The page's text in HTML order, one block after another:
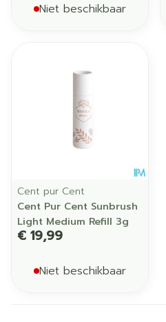
Niet beschikbaar
Cent pur Cent
Cent Pur Cent Sunbrush
Light Medium Refill 3g
€ 19,99
Niet beschikbaar